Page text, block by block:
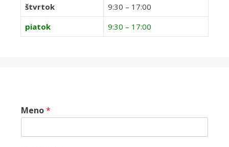
štvrtok
9:30 – 17:00
piatok
9:30 – 17:00
Meno*